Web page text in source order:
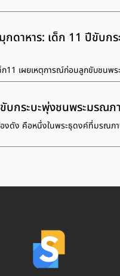
กดาหาร: เด็ก 11 ปีขับก
ก11 เผยเหตุการณ์ก่อนลูกขับชนพ
บกระบะพุ่งชนพระมรณภ
ดัง คือหนึ่งในพระธุดงค์ที่มรณภ